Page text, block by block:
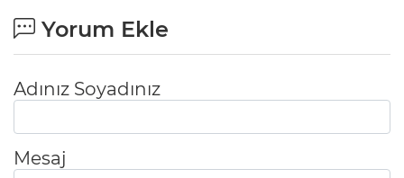
Yorum Ekle
Adınız Soyadınız
Mesaj